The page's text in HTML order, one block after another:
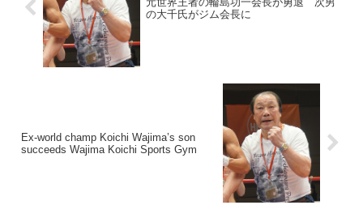
の大千氏がジム会長に
Ex-world champ Koichi Wajima’s son
succeeds Wajima Koichi Sports Gym